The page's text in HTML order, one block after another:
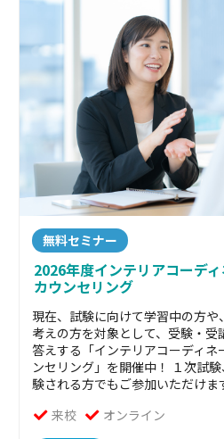
無料セミナー
2026年度インテリアコーデ
カウンセリング
現在、試験に向けて学習中の方
考えの方を対象として、受験・
答えする「インテリアコーディネ
ンセリング」を開催中！ １次試
験される方でもご参加いただけま
来校
オンライン